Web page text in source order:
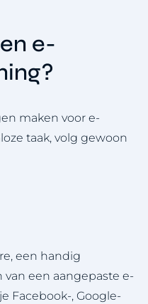
e-
maken voor e-
taak, volg gewoon
een handig
een aangepaste e-
Facebook-, Google-